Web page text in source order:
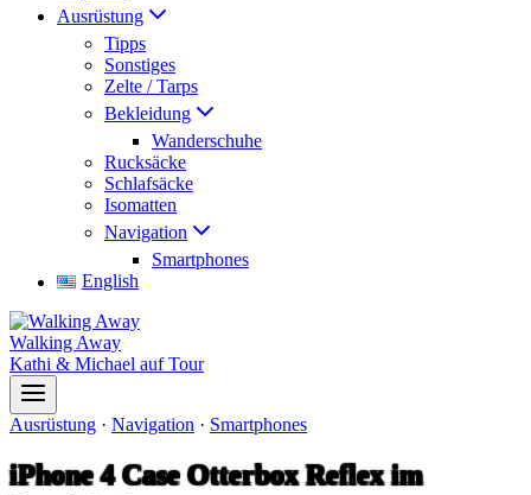
Ausrüstung
Tipps
Sonstiges
Zelte / Tarps
Bekleidung
Wanderschuhe
Rucksäcke
Schlafsäcke
Isomatten
Navigation
Smartphones
English
Walking Away
Kathi & Michael auf Tour
Ausrüstung · Navigation · Smartphones
iPhone 4 Case Otterbox Reflex im